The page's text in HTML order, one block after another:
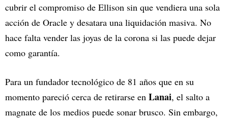
cubrir el compromiso de Ellison sin que vendiera una sola
acción de Oracle y desatara una liquidación masiva. No
hace falta vender las joyas de la corona si las puede dejar
como garantía.
Para un fundador tecnológico de 81 años que en su
momento pareció cerca de retirarse en Lanai, el salto a
magnate de los medios puede sonar brusco. Sin embargo,